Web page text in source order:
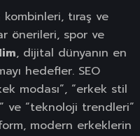
tıraş ve
önerileri, spor ve
, dijital dünyanın en
hedefler. SEO
modası”, “erkek stil
ve “teknoloji trendleri”
modern erkeklerin